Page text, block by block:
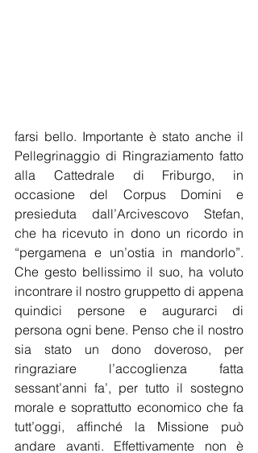
farsi bello. Importante è stato anche il
Pellegrinaggio di Ringraziamento fatto
alla Cattedrale di Friburgo, in
occasione del Corpus Domini e
presieduta dall’Arcivescovo Stefan,
che ha ricevuto in dono un ricordo in
“pergamena e un’ostia in mandorlo”.
Che gesto bellissimo il suo, ha voluto
incontrare il nostro gruppetto di appena
quindici persone e augurarci di
persona ogni bene. Penso che il nostro
sia stato un dono doveroso, per
ringraziare l’accoglienza fatta
sessant’anni fa’, per tutto il sostegno
morale e soprattutto economico che fa
tutt’oggi, affinché la Missione può
andare avanti. Effettivamente non è